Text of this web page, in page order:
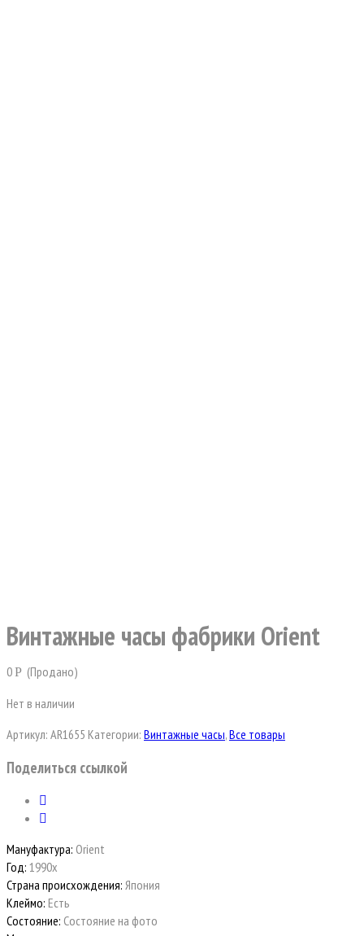
Винтажные часы фабрики Orient
0Р (Продано)
Нет в наличии
Артикул: AR1655 Категории: Винтажные часы,Все товары
Поделиться ссылкой
Мануфактура: Orient
Год: 1990х
Страна происхождения: Япония
Клеймо: Есть
Состояние: Состояние на фото